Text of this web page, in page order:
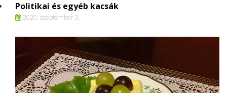
Politikai és egyéb kacsák
2020. szeptember 3.